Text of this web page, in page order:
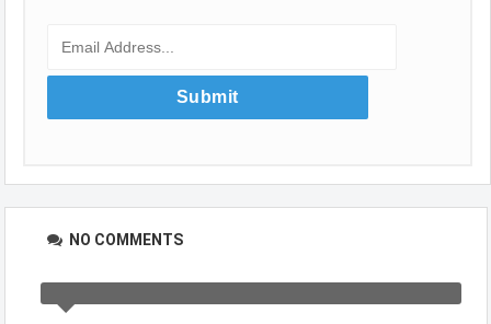
NO COMMENTS